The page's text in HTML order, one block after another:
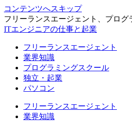
コンテンツへスキップ
フリーランスエージェント、プログ
ITエンジニアの仕事と起業
フリーランスエージェント
業界知識
プログラミングスクール
独立・起業
パソコン
フリーランスエージェント
業界知識